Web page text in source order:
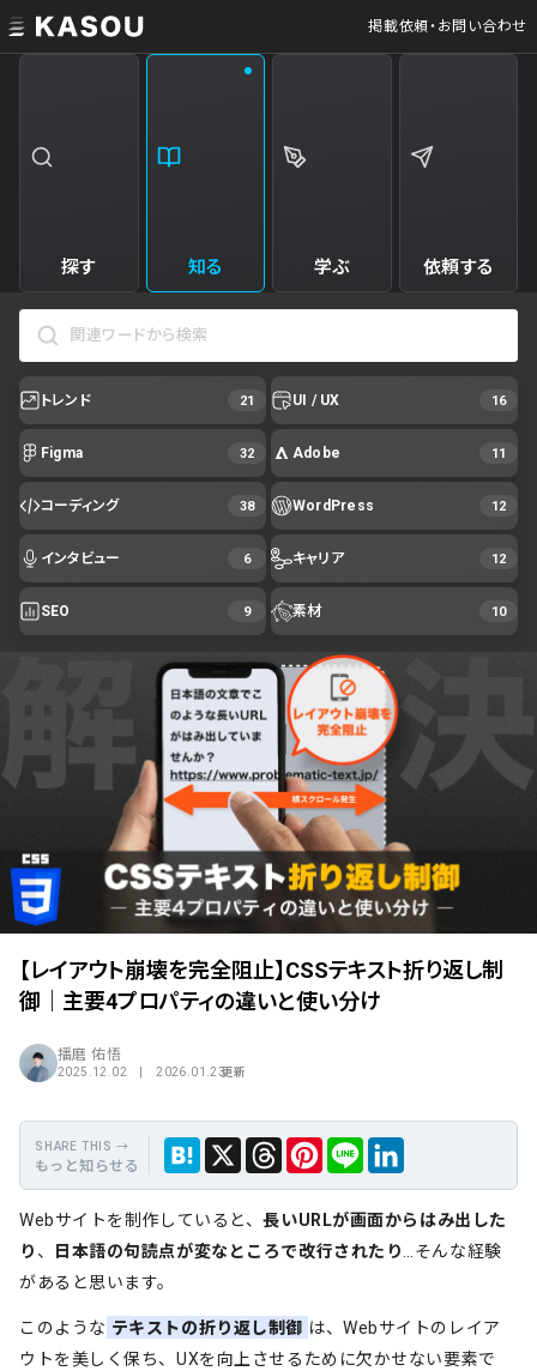
掲載依頼・お問い合わせ
探す 知る 学ぶ 依頼する
トレンド 21 UI / UX 16
Figma 32 Adobe 11
コーディング 38 WordPress 12
インタビュー 6 キャリア 12
SEO 9 素材 10
【レイアウト崩壊を完全阻止】CSSテキスト折り返し制
御｜主要4プロパティの違いと使い分け
播磨 佑悟
2025.12.02 | 2026.01.23更新
もっと知らせる
Hate
na
Thre
ads
保
存
Link
edIn
Webサイトを制作していると、長いURLが画面からはみ出した
り 、 日本語の句読点が変なところで改行されたり
…そんな経験
があると思います。
このような テキストの折り返し制御 は、Webサイトのレイア
ウトを美しく保ち、UXを向上させるために欠かせない要素で